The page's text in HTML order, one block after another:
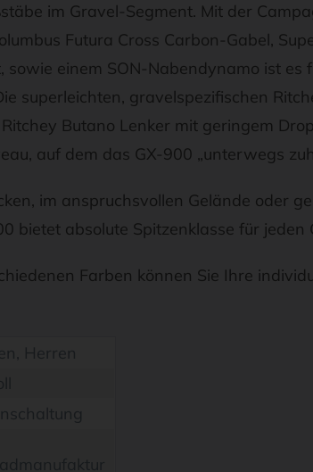
im Gravel-Segment. Mit der
Futura Cross Carbon-Gabel,
sowie einem SON-Nabendynamo ist es
superleichten, gravelspezifischen
Butano Lenker mit geringem
auf dem das GX-900 „unterwegs
im anspruchsvollen Gelände oder
bietet absolute Spitzenklasse für jeden
Farben können Sie Ihre
Herren